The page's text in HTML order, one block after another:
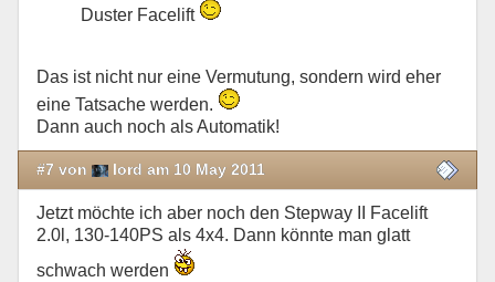
Duster Facelift
Das ist nicht nur eine Vermutung, sondern wird eher
eine Tatsache werden.
Dann auch noch als Automatik!
#7 von lord am 10 May 2011
Jetzt möchte ich aber noch den Stepway II Facelift
2.0l, 130-140PS als 4x4. Dann könnte man glatt
schwach werden